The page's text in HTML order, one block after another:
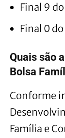
Final 9
Final 0
Quais são
Bolsa
Conforme
Família e